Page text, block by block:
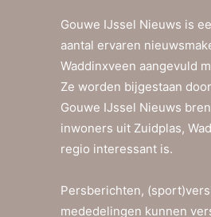
Gouwe IJssel Nieuws is
aantal ervaren
Waddinxveen aangevuld
Ze worden bijgestaan
Gouwe IJssel Nieuws
inwoners uit Zuidplas,
regio interessant is.
Persberichten,
mededelingen kunnen